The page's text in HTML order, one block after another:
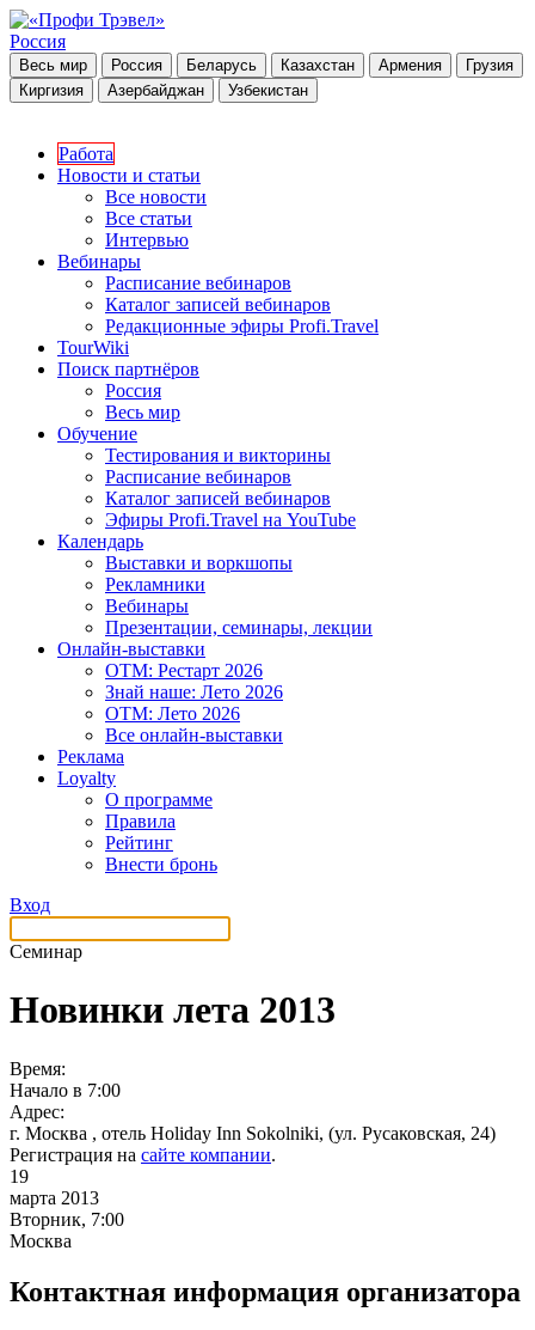
Россия
Весь мир Россия Беларусь Казахстан Армения
Грузия
Киргизия
Азербайджан Узбекистан
Работа
Новости и статьи
Все новости
Все статьи
Интервью
Вебинары
Расписание вебинаров
Каталог записей вебинаров
Редакционные эфиры Profi.Travel
TourWiki
Поиск партнёров
Россия
Весь мир
Обучение
Тестирования и викторины
Расписание вебинаров
Каталог записей вебинаров
Эфиры Profi.Travel на YouTube
Календарь
Выставки и воркшопы
Рекламники
Вебинары
Презентации, семинары, лекции
Онлайн-выставки
OTM: Рестарт 2026
Знай наше: Лето 2026
OTM: Лето 2026
Все онлайн-выставки
Реклама
Loyalty
О программе
Правила
Рейтинг
Внести бронь
Вход
Семинар
Новинки лета 2013
Время:
Начало в 7:00
Адрес:
г. Москва , отель Holiday Inn Sokolniki, (ул. Русаковская, 24)
Регистрация на сайте компании.
19
марта 2013
Вторник, 7:00
Москва
Контактная информация организатора